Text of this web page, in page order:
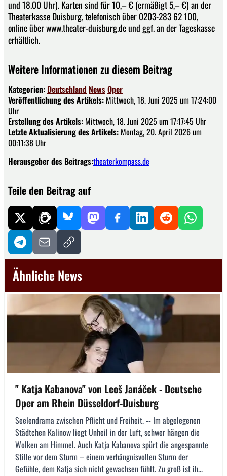
und 18.00 Uhr). Karten sind für 10,– € (ermäßigt 5,– €) an der
Theaterkasse Duisburg, telefonisch über 0203-283 62 100,
online über www.theater-duisburg.de und ggf. an der Tageskasse
erhältlich.
Weitere Informationen zu diesem Beitrag
Kategorien: Deutschland NewsOper
Veröffentlichung des Artikels: Mittwoch, 18. Juni 2025 um 17:24:00
Uhr
Erstellung des Artikels: Mittwoch, 18. Juni 2025 um 17:17:45 Uhr
Letzte Aktualisierung des Artikels: Montag, 20. April 2026 um
00:11:38 Uhr
Herausgeber des Beitrags:theaterkompass.de
Teile den Beitrag auf
Ähnliche News
" Katja Kaba­nova" von Leoš Janáček - Deutsche
Oper am Rhein Düsseldorf-Duisburg
Seelendrama zwischen Pflicht und Freiheit. -- Im abgelegenen
Städtchen Kalinow liegt Unheil in der Luft, schwer hängen die
Wolken am Himmel. Auch Katja Kabanova spürt die angespannte
Stille vor dem Sturm – einem verhängnisvollen Sturm der
Gefühle, dem Katja sich nicht gewachsen fühlt. Zu groß ist ih...